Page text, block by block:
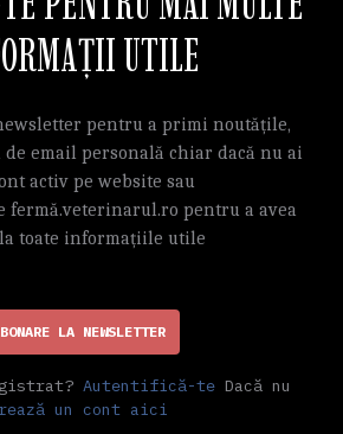
UTILE
pentru a primi noutățile,
email personală chiar dacă nu ai
activ pe website sau
fermă.veterinarul.ro pentru a avea
la toate informațiile utile
LA NEWSLETTER
Autentifică-te Dacă nu
un cont aici